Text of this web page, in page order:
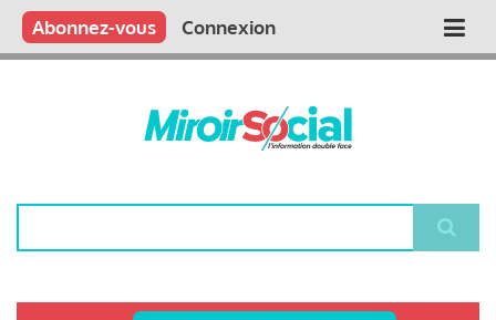
Aller
contenu
Main
Qui sommes nous ?
Vous publiez
Nous publions
Contactez-nous
Abonnez-vous Connexion